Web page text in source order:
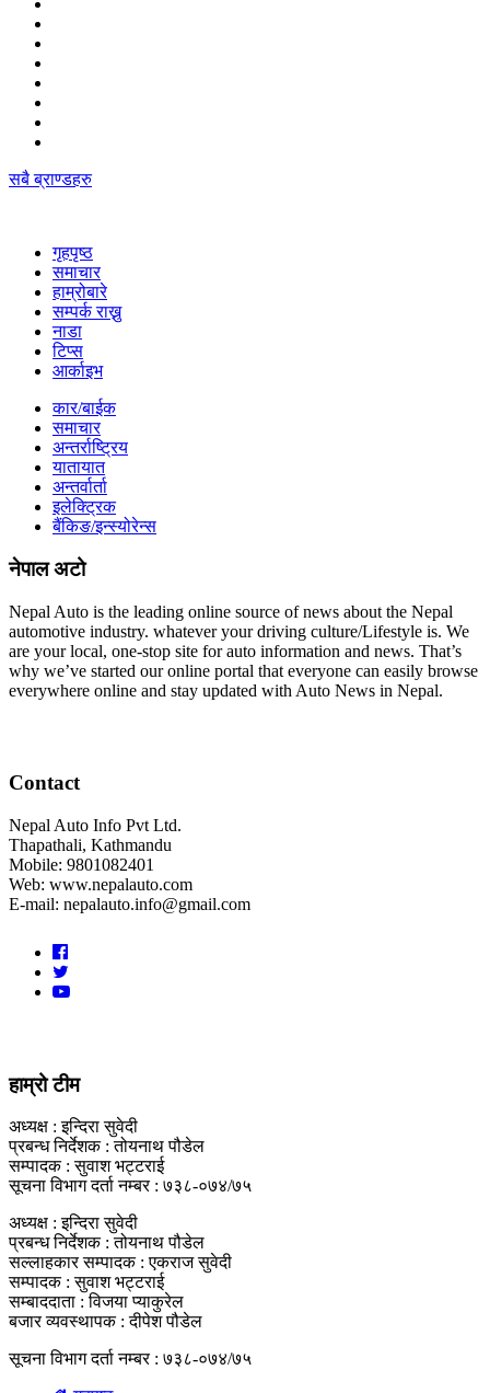
सबै ब्राण्डहरु
गृहपृष्‍ठ
समाचार
हाम्रोबारे
सम्पर्क राख्नु
नाडा
टिप्स
आर्काइभ
कार/बाईक
समाचार
अन्तर्राष्ट्रिय
यातायात
अन्तर्वार्ता
इलेक्ट्रिक
बैंकिङ/इन्स्योरेन्स
नेपाल अटो
Nepal Auto is the leading online source of news about the Nepal
automotive industry. whatever your driving culture/Lifestyle is. We
are your local, one-stop site for auto information and news. That’s
why we’ve started our online portal that everyone can easily browse
everywhere online and stay updated with Auto News in Nepal.
Contact
Nepal Auto Info Pvt Ltd.
Thapathali, Kathmandu
Mobile: 9801082401
Web: www.nepalauto.com
E-mail: nepalauto.info@gmail.com
हाम्रो टीम
अध्यक्ष : इन्दिरा सुवेदी
प्रबन्ध निर्देशक : तोयनाथ पौडेल
सम्पादक : सुवाश भट्टराई
सूचना विभाग दर्ता नम्बर : ७३८-०७४/७५
अध्यक्ष : इन्दिरा सुवेदी
प्रबन्ध निर्देशक : तोयनाथ पौडेल
सल्लाहकार सम्पादक : एकराज सुवेदी
सम्पादक : सुवाश भट्टराई
सम्बाददाता : विजया प्याकुरेल
बजार व्यवस्थापक : दीपेश पौडेल
सूचना विभाग दर्ता नम्बर : ७३८-०७४/७५